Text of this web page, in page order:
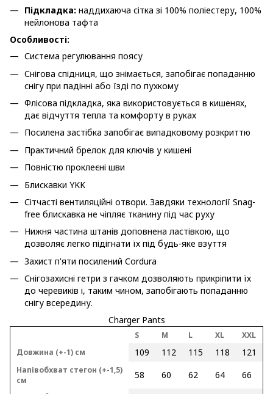
Підкладка: наддихаюча сітка зі 100% поліестеру, 100%
нейлонова тафта
Особливості:
Система регулювання поясу
Снігова спідниця, що знімається, запобігає попаданню
снігу при падінні або їзді по пухкому
Флісова підкладка, яка використовується в кишенях,
дає відчуття тепла та комфорту в руках
Посилена застібка запобігає випадковому розкриттю
Практичний брелок для ключів у кишені
Повністю проклеєні шви
Блискавки YKK
Сітчасті вентиляційні отвори. Завдяки технології Snag-
free блискавка не чіпляє тканину під час руху
Нижня частина штанів доповнена ластівкою, що
дозволяє легко підігнати їх під будь-яке взуття
Захист п'яти посилений Cordura
Снігозахисні гетри з гачком дозволяють прикріпити їх
до черевиків і, таким чином, запобігають попаданню
снігу всередину.
Charger Pants
S M L XL
XXL
Довжина (+-1) см
109 112 115 118 121
Напівобхват стегон (+-1,5)
см
58 60 62 64 66